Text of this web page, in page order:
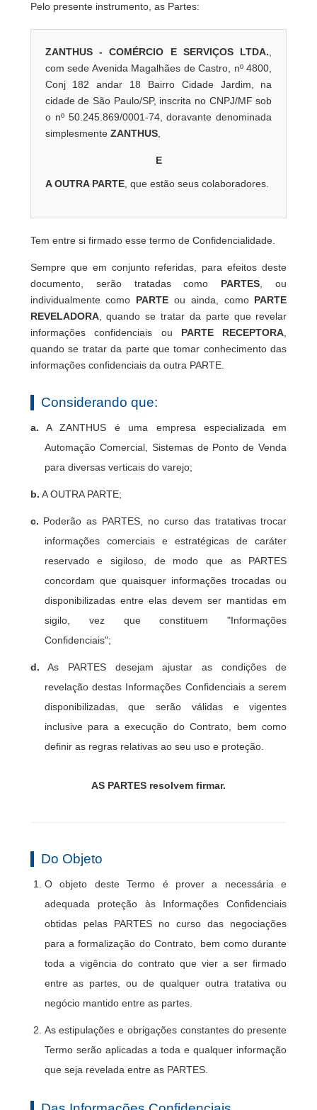
Pelo presente instrumento, as Partes:
ZANTHUS - COMÉRCIO E SERVIÇOS LTDA.,
com sede Avenida Magalhães de Castro, nº 4800,
Conj 182 andar 18 Bairro Cidade Jardim, na
cidade de São Paulo/SP, inscrita no CNPJ/MF sob
o nº 50.245.869/0001-74, doravante denominada
simplesmente ZANTHUS,
E
A OUTRA PARTE, que estão seus colaboradores.
Tem entre si firmado esse termo de Confidencialidade.
Sempre que em conjunto referidas, para efeitos deste
documento, serão tratadas como PARTES , ou
individualmente como PARTE ou ainda, como PARTE
REVELADORA, quando se tratar da parte que revelar
informações confidenciais ou PARTE RECEPTORA
quando se tratar da parte que tomar conhecimento das
informações confidenciais da outra PARTE.
Considerando que:
a. A ZANTHUS é uma empresa especializada em
Automação Comercial, Sistemas de Ponto de Venda
para diversas verticais do varejo;
b. A OUTRA PARTE;
c. Poderão as PARTES, no curso das tratativas trocar
informações comerciais e estratégicas de caráter
reservado e sigiloso, de modo que as PARTES
concordam que quaisquer informações trocadas ou
disponibilizadas entre elas devem ser mantidas em
sigilo, vez que constituem "Informações
Confidenciais";
d. As PARTES desejam ajustar as condições de
revelação destas Informações Confidenciais a serem
disponibilizadas, que serão válidas e vigentes
inclusive para a execução do Contrato, bem como
definir as regras relativas ao seu uso e proteção.
AS PARTES resolvem firmar.
Do Objeto
O objeto deste Termo é prover a necessária e
adequada proteção às Informações Confidenciais
obtidas pelas PARTES no curso das negociações
para a formalização do Contrato, bem como durante
toda a vigência do contrato que vier a ser firmado
entre as partes, ou de qualquer outra tratativa ou
negócio mantido entre as partes.
As estipulações e obrigações constantes do presente
Termo serão aplicadas a toda e qualquer informação
que seja revelada entre as PARTES.